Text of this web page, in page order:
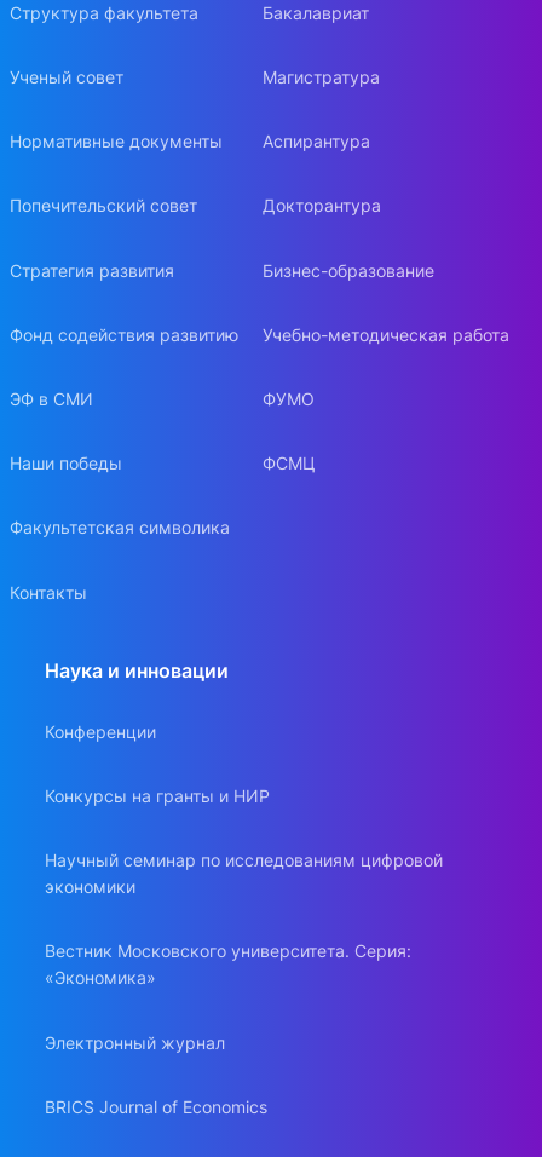
Структура факультета
Ученый совет
Нормативные документы
Попечительский совет
Стратегия развития
Фонд содействия развитию
ЭФ в СМИ
Наши победы
Факультетская символика
Контакты
Бакалавриат
Магистратура
Аспирантура
Докторантура
Бизнес-образование
Учебно-методическая работа
ФУМО
ФСМЦ
Наука и инновации
Конференции
Конкурсы на гранты и НИР
Научный семинар по исследованиям цифровой
экономики
Вестник Московского университета. Серия:
«Экономика»
Электронный журнал
BRICS Journal of Economics